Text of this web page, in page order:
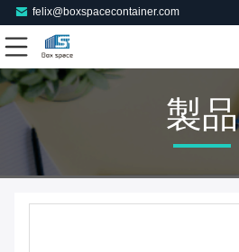
felix@boxspacecontainer.com
製品